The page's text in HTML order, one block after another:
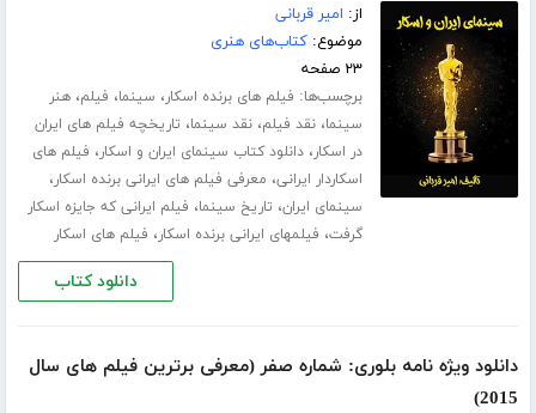
از: امیر قربانی
موضوع:کتاب‌های هنری
۲۳ صفحه
برچسب‌ها: فیلم های برنده اسکار، سینما، فیلم،هنر
سینما،نقد فیلم،نقد سینما، تاریخچه فیلم های ایران
در اسکار،دانلود کتاب سینمای ایران و اسکار، فیلم های
اسکاردار ایرانی، معرفی فیلم های ایرانی برنده اسکار،
سینمای ایران، تاریخ سینما، فیلم ایرانی که جایزه اسکار
گرفت، فیلمهای ایرانی برنده اسکار، فیلم های اسکار
دانلود کتاب
دانلود ویژه نامه بلوری: شماره صفر (معرفی برترین فیلم های سال
2015)